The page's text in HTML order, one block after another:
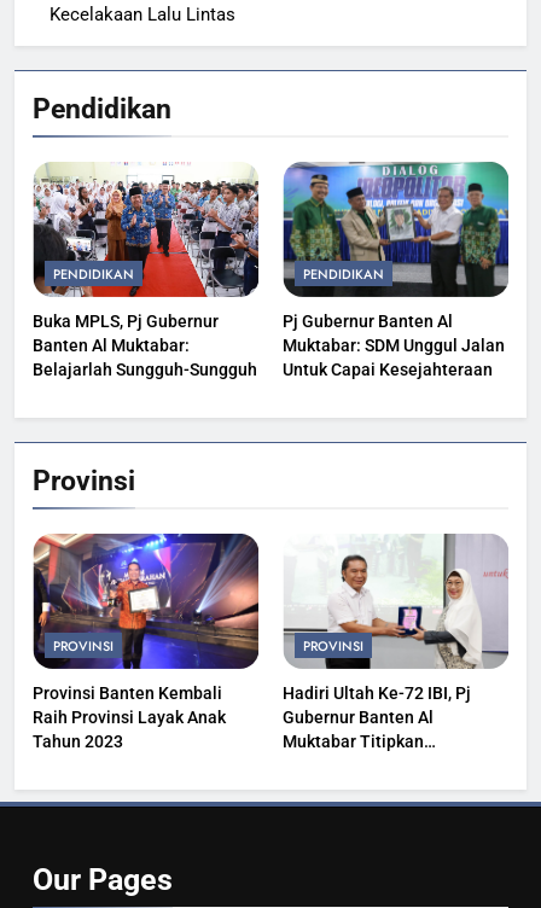
Kecelakaan Lalu Lintas
Pendidikan
PENDIDIKAN
Buka MPLS, Pj Gubernur
Banten Al Muktabar:
Belajarlah Sungguh-Sungguh
PENDIDIKAN
Pj Gubernur Banten Al
Muktabar: SDM Unggul Jalan
Untuk Capai Kesejahteraan
Provinsi
PROVINSI
Provinsi Banten Kembali
Raih Provinsi Layak Anak
Tahun 2023
PROVINSI
Hadiri Ultah Ke-72 IBI, Pj
Gubernur Banten Al
Muktabar Titipkan
Our Pages